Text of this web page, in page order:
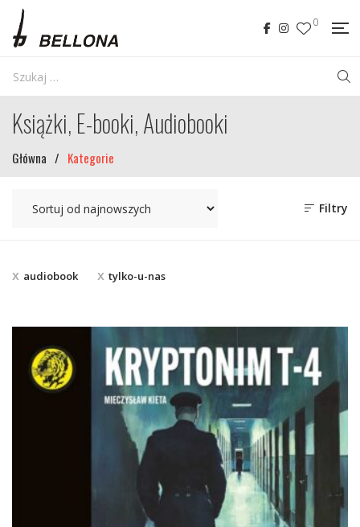
0
Książki, E-booki, Audiobooki
Główna / Kategorie
Filtry
audiobook tylko-u-nas